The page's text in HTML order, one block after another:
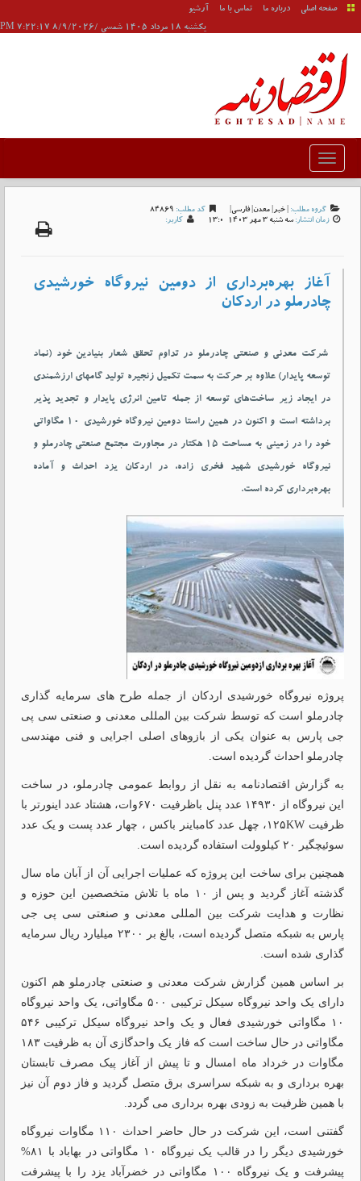
صفحه اصلی درباره ما تماس با ما
آرشیو
يکشنبه 18 مرداد 1405 شمسی /8/9/2026 7:22:17 PM
گروه مطلب: | خبر| معدن| فارسی| کد مطلب: 84869
زمان انتشار: سه شنبه 3 مهر 1403-13:0 کاربر:
آغاز بهره‌برداری از دومین نیروگاه خورشیدی
چادرملو در اردکان
شرکت معدنی و صنعتی چادرملو در تداوم تحقق شعار بنیادین خود (نماد
توسعه پایدار) علاوه بر حرکت به سمت تکمیل زنجیره تولید گامهای ارزشمندی
در ایجاد زیر ساخت‌های توسعه از جمله تامین انرژی پایدار و تجدید پذیر
برداشته است و اکنون در همین راستا دومین نیروگاه خورشیدی ۱۰ مگاواتی
خود را در زمینی به مساحت ۱۵ هکتار در مجاورت مجتمع صنعتی چادرملو و
نیروگاه خورشیدی شهید فخری زاده، در اردکان یزد احداث و آماده
بهره‌برداری کرده است.
پروژه نیروگاه خورشیدی اردکان از جمله طرح های سرمایه گذاری
چادرملو است که توسط شرکت بین المللی معدنی و صنعتی سی پی
جی پارس به عنوان یکی از بازوهای اصلی اجرایی و فنی مهندسی
چادرملو احداث گردیده است.
به گزارش اقتصادنامه به نقل از روابط عمومی چادرملو، در ساخت
این نیروگاه از ۱۴۹۳۰ عدد پنل باظرفیت ۶۷۰وات، هشتاد عدد اینورتر با
ظرفیت ۱۲۵KW، چهل عدد کامباینر باکس ، چهار عدد پست و یک عدد
سوئیچگیر ۲۰ کیلوولت استفاده گردیده است.
همچنین برای ساخت این پروژه که عملیات اجرایی آن از آبان ماه سال
گذشته آغاز گردید و پس از ۱۰ ماه با تلاش متخصصین این حوزه و
نظارت و هدایت شرکت بین المللی معدنی و صنعتی سی پی جی
پارس به شبکه متصل گردیده است، بالغ بر ۲۳۰۰ میلیارد ریال سرمایه
گذاری شده است.
بر اساس همین گزارش شرکت معدنی و صنعتی چادرملو هم اکنون
دارای یک واحد نیروگاه سیکل ترکیبی ۵۰۰ مگاواتی، یک واحد نیروگاه
۱۰ مگاواتی خورشیدی فعال و یک واحد نیروگاه سیکل ترکیبی ۵۴۶
مگاواتی در حال ساخت است که فاز یک واحدگازی آن به ظرفیت ۱۸۳
مگاوات در خرداد ماه امسال و تا پیش از آغاز پیک مصرف تابستان
بهره برداری و به شبکه سراسری برق متصل گردید و فاز دوم آن نیز
با همین ظرفیت به زودی بهره برداری می گردد.
گفتنی است، این شرکت در حال حاضر احداث ۱۱۰ مگاوات نیروگاه
خورشیدی دیگر را در قالب یک نیروگاه ۱۰ مگاواتی در بهاباد با ۸۱%
پیشرفت و یک نیروگاه ۱۰۰ مگاواتی در خضرآباد یزد را با پیشرفت